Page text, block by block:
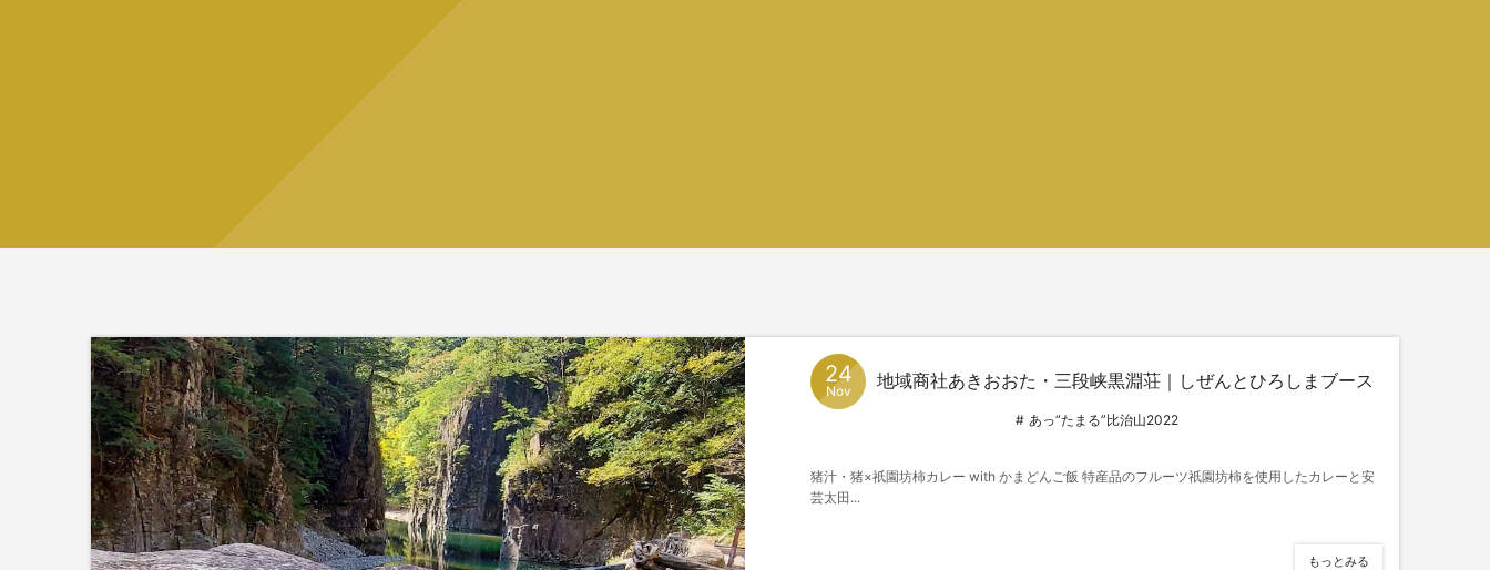
24
Nov 地域商社あきおおた・三段峡黒淵荘｜しぜんとひろしまブース
あっ“たまる”比治山2022
猪汁・猪×祇園坊柿カレー with かまどんご飯 特産品のフルーツ祇園坊柿を使用したカレーと安
芸太田...
もっとみる